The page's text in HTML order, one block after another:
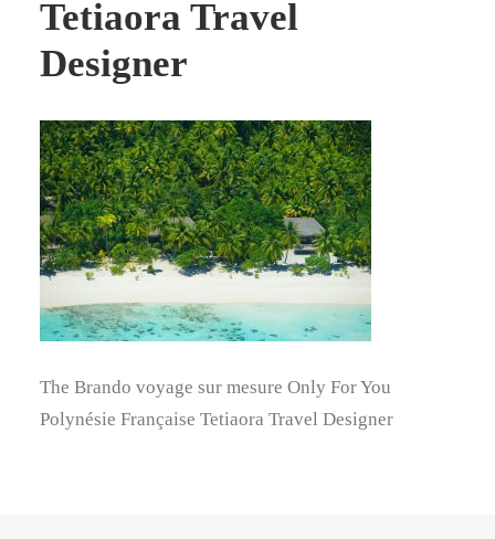
Tetiaora Travel
Designer
The Brando voyage sur mesure Only For You
Polynésie Française Tetiaora Travel Designer